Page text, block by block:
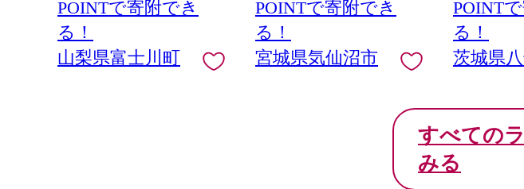
萄 大粒 種なし 先行予約 富士
川町 10000円 一万円 9000円
九千円
POINTで寄附でき
る！
山梨県富士川町
POINTで寄附でき
る！
宮城県気仙沼市
POINT
る！
茨城県
すべての
みる